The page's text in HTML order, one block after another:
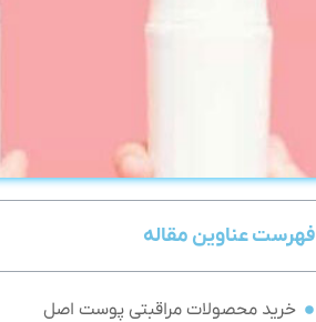
فهرست عناوین مقاله
خرید محصولات مراقبتی پوست اصل